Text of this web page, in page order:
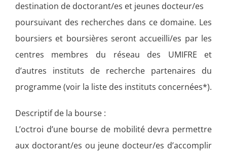
destination de doctorant/es et jeunes docteur/es
poursuivant des recherches dans ce domaine. Les
boursiers et boursières seront accueilli/es par les
centres membres du réseau des UMIFRE et
d’autres instituts de recherche partenaires du
programme (voir la liste des instituts concernées*).
Descriptif de la bourse :
L’octroi d’une bourse de mobilité devra permettre
aux doctorant/es ou jeune docteur/es d’accomplir